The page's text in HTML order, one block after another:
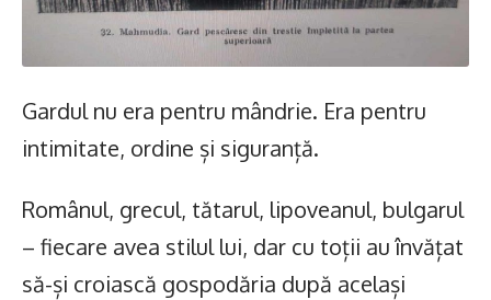
Gardul nu era pentru mândrie. Era pentru
intimitate, ordine și siguranță.
Românul, grecul, tătarul, lipoveanul, bulgarul
– fiecare avea stilul lui, dar cu toții au învățat
să-și croiască gospodăria după același